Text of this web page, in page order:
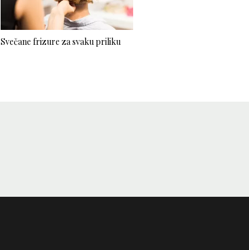
Svečane frizure za svaku priliku